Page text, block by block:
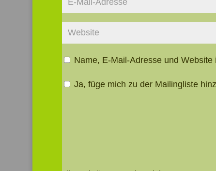
Name, E-Mail-Adresse und
Ja, füge mich zu der Mailingliste